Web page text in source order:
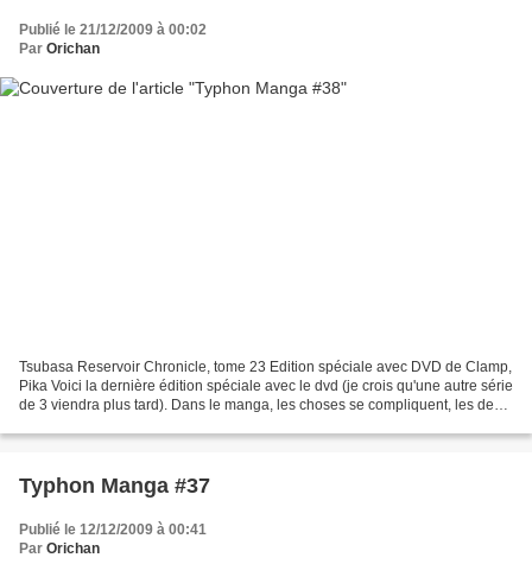
Publié le 21/12/2009 à 00:02
Par Orichan
Tsubasa Reservoir Chronicle, tome 23 Edition spéciale avec DVD de Clamp,
Pika Voici la dernière édition spéciale avec le dvd (je crois qu'une autre série
de 3 viendra plus tard). Dans le manga, les choses se compliquent, les deux
Typhon Manga #37
Publié le 12/12/2009 à 00:41
Par Orichan